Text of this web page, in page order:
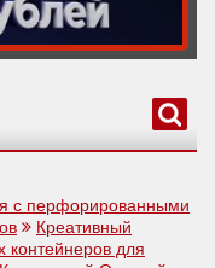
с перфорированными
Креативный
для